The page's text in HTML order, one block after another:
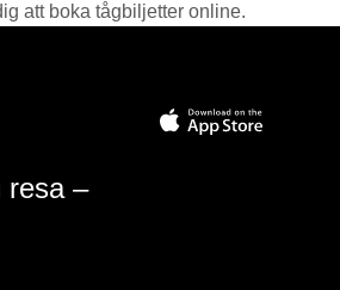
att boka tågbiljetter online.
resa –